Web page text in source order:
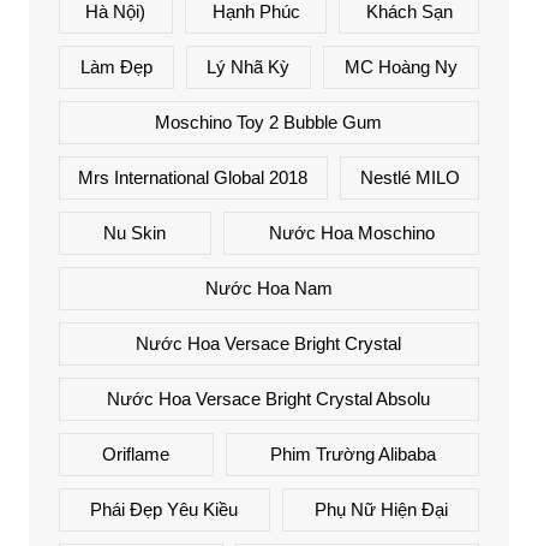
Hà Nội) Hạnh Phúc Khách Sạn
Làm Đẹp Lý Nhã Kỳ MC Hoàng Ny
Moschino Toy 2 Bubble Gum
Mrs International Global 2018 Nestlé MILO
Nu Skin Nước Hoa Moschino
Nước Hoa Nam
Nước Hoa Versace Bright Crystal
Nước Hoa Versace Bright Crystal Absolu
Oriflame Phim Trường Alibaba
Phái Đẹp Yêu Kiều Phụ Nữ Hiện Đại